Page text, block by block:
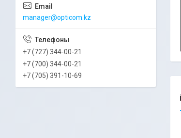
manager@opticom.kz
+7 (727) 344-00-21
+7 (700) 344-00-21
+7 (705) 391-10-69